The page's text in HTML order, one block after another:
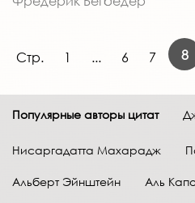
Стр. 1 ... 6 7 8
Популярные авторы цитат
Нисаргадатта Махарадж
Альберт Эйнштейн Аль